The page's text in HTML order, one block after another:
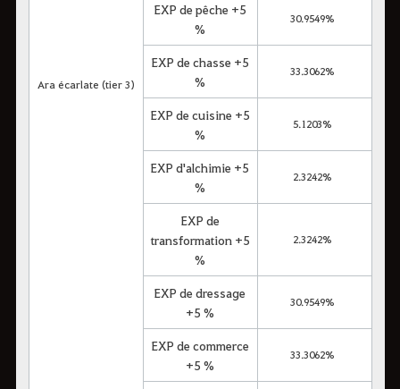
Ara écarlate (tier 3)
EXP de pêche +5
%
30.9549%
EXP de chasse +5
%
33.3062%
EXP de cuisine +5
%
5.1203%
EXP d'alchimie +5
%
2.3242%
EXP de
transformation +5
%
2.3242%
EXP de dressage
+5 %
30.9549%
EXP de commerce
+5 %
33.3062%